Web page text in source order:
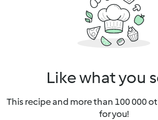
Like what you
This recipe and more than 100 000
for you!